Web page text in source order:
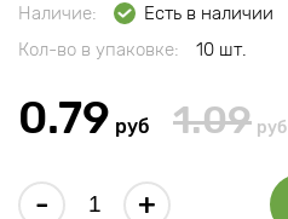
Наличие:
Есть в наличии
Кол-во в упаковке:
10 шт.
0.79 руб 1.09 руб
- +